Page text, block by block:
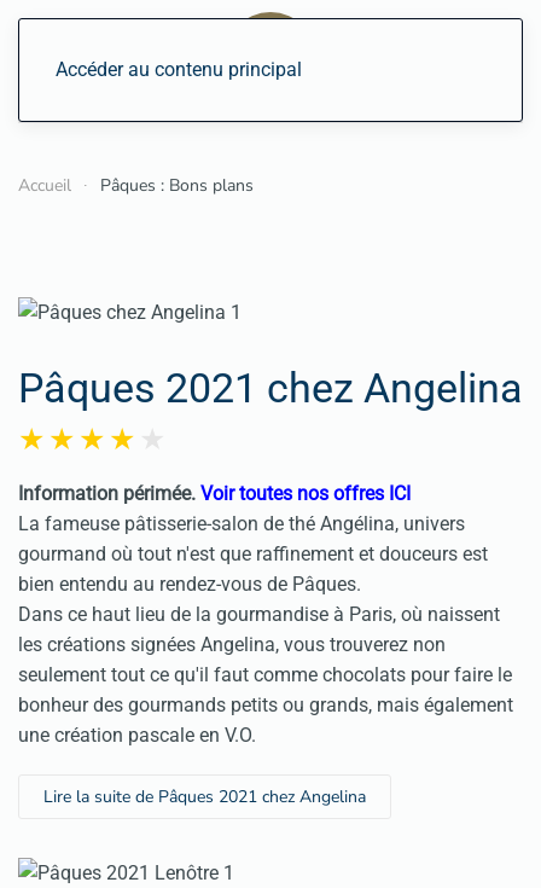
Accéder au contenu principal
Accueil Pâques : Bons plans
Pâques 2021 chez Angelina
Information périmée. Voir toutes nos offres ICI
La fameuse pâtisserie-salon de thé Angélina, univers
gourmand où tout n'est que raffinement et douceurs est
bien entendu au rendez-vous de Pâques.
Dans ce haut lieu de la gourmandise à Paris, où naissent
les créations signées Angelina, vous trouverez non
seulement tout ce qu'il faut comme chocolats pour faire le
bonheur des gourmands petits ou grands, mais également
une création pascale en V.O.
Lire la suite de Pâques 2021 chez Angelina